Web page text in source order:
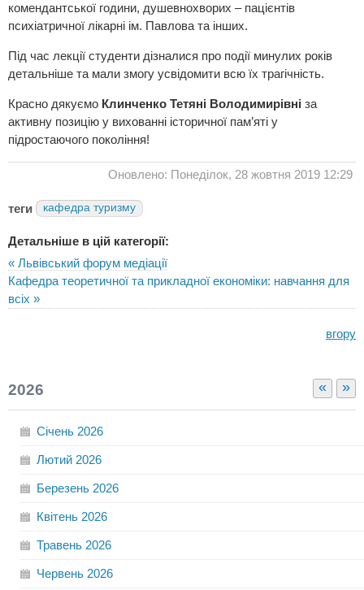
комендантської години, душевнохворих – пацієнтів
психіатричної лікарні ім. Павлова та інших.
Під час лекції студенти дізналися про події минулих років
детальніше та мали змогу усвідомити всю їх трагічність.
Красно дякуємо Клинченко Тетяні Володимирівні за
активну позицію у вихованні історичної пам’яті у
підростаючого покоління!
Оновлено: Понеділок, 28 жовтня 2019 12:29
теги кафедра туризму
Детальніше в цій категорії:
« Львівський форум медіації
Кафедра теоретичної та прикладної економіки: навчання для
всіх »
вгору
« »
2026
Січень 2026
Лютий 2026
Березень 2026
Квітень 2026
Травень 2026
Червень 2026